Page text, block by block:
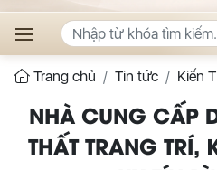
Trang chủ Tin tức Kiến
NHÀ CUNG CẤP
THẤT TRANG TRÍ,